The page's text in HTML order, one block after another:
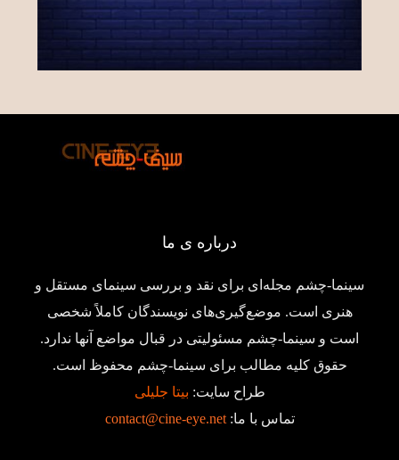
درباره ی ما
سینما-چشم مجله‌ای برای نقد و بررسی سینمای مستقل و
هنری است. موضع‌گیری‌های نویسندگان کاملاً شخصی
است و سینما-چشم مسئولیتی در قبال مواضع آنها ندارد.
حقوق کلیه مطالب برای سینما-چشم محفوظ است.
طراح سایت: بیتا جلیلی
تماس با ما:contact@cine-eye.net